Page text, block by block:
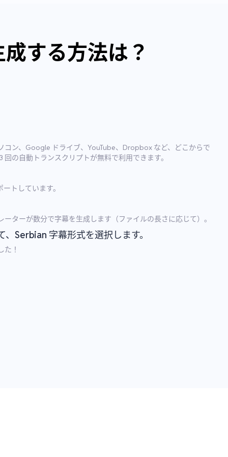
する方法は？
コン、Google ドライブ、YouTube、Dropbox など、どこからで
の自動トランスクリプトが無料で利用できます。
トしています。
ターが数分で字幕を生成します（ファイルの長さに応じて）。
Serbian 字幕形式を選択します。
た！